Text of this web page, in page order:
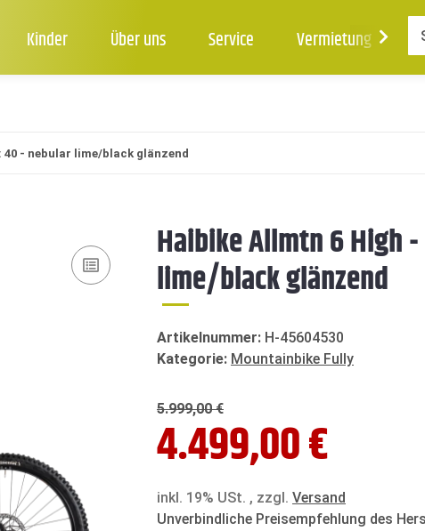
Kinder Über uns Service Vermietung
40 - nebular lime/black glänzend
Haibike Allmtn 6 High
lime/black glänzend
Artikelnummer: H-45604530
Kategorie: Mountainbike Fully
5.999,00 €
4.499,00 €
inkl. 19% USt. , zzgl. Versand
Unverbindliche Preisempfehlung des